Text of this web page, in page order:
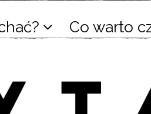
Co warto